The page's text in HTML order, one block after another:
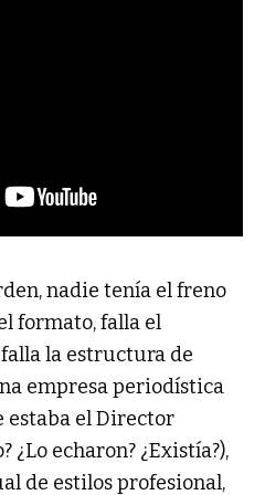
nadie tenía el freno
formato, falla el
la estructura de
empresa periodística
estaba el Director
echaron? ¿Existía?),
de estilos profesional,